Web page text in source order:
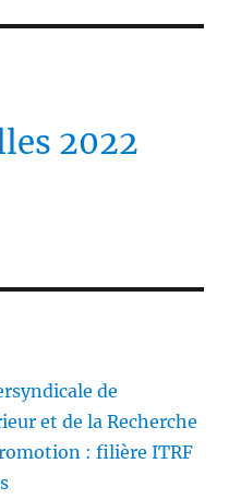
2022
de
et de la Recherche
: filière ITRF